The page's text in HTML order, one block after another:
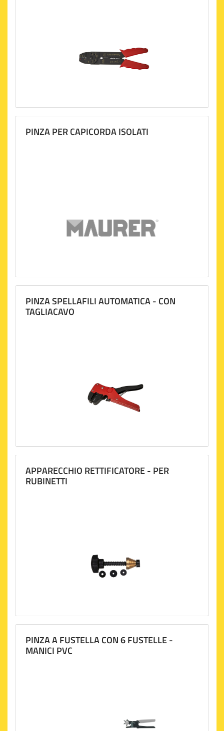
PINZA PER CAPICORDA ISOLATI
PINZA SPELLAFILI AUTOMATICA - CON
TAGLIACAVO
APPARECCHIO RETTIFICATORE - PER
RUBINETTI
PINZA A FUSTELLA CON 6 FUSTELLE -
MANICI PVC